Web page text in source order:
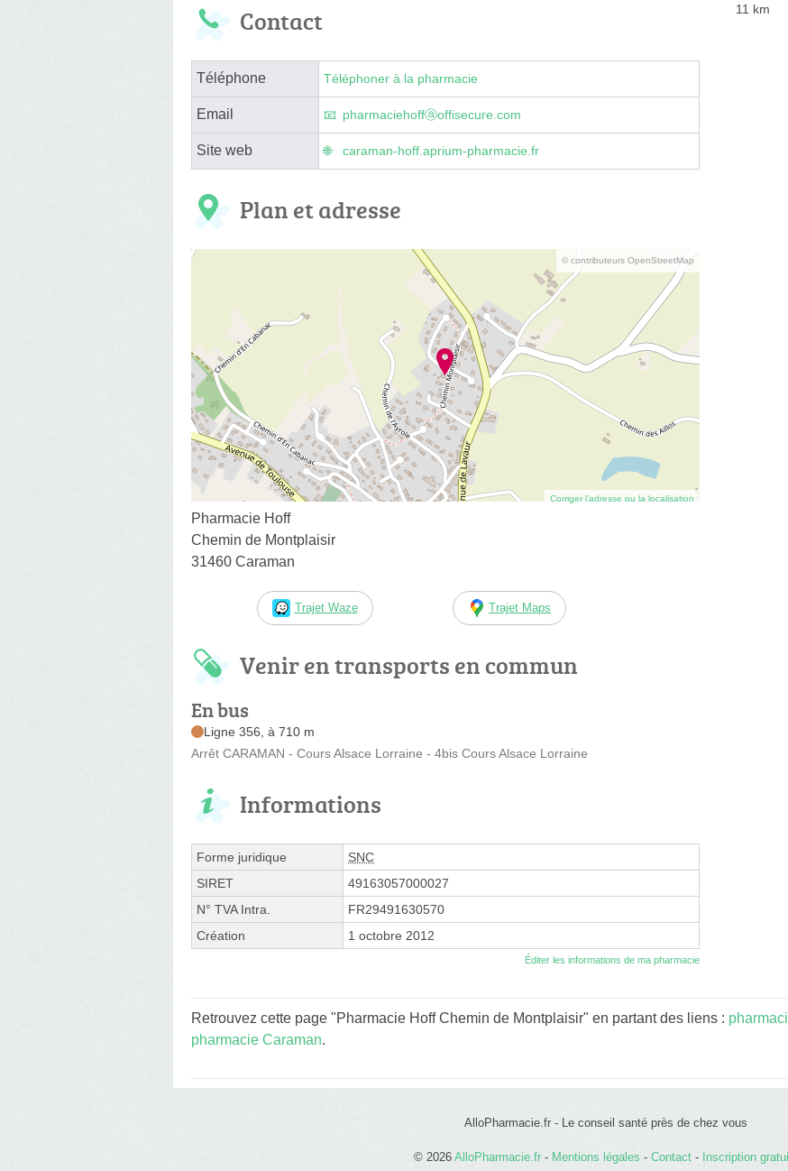
Contact
Téléphone Téléphoner à la pharmacie
Email pharmaciehoffⓐoffisecure.com
Site web caraman-hoff.aprium-pharmacie.fr
Plan et adresse
© contributeurs OpenStreetMap
Corriger l’adresse ou la localisation
Pharmacie Hoff
Chemin de Montplaisir
31460 Caraman
Trajet Waze Trajet Maps
Venir en transports en commun
En bus
Ligne 356, à 710 m
Arrêt CARAMAN - Cours Alsace Lorraine - 4bis Cours Alsace Lorraine
Informations
Forme juridique
SNC
SIRET
49163057000027
N° TVA Intra.
FR29491630570
Création
1 octobre 2012
Éditer les informations de ma pharmacie
11 km
Retrouvez cette page "Pharmacie Hoff Chemin de Montplaisir" en partant des liens :
pharmacie Caraman.
AlloPharmacie.fr - Le conseil santé près de chez vous
© 2026 AlloPharmacie.fr - Mentions légales - Contact- Inscription